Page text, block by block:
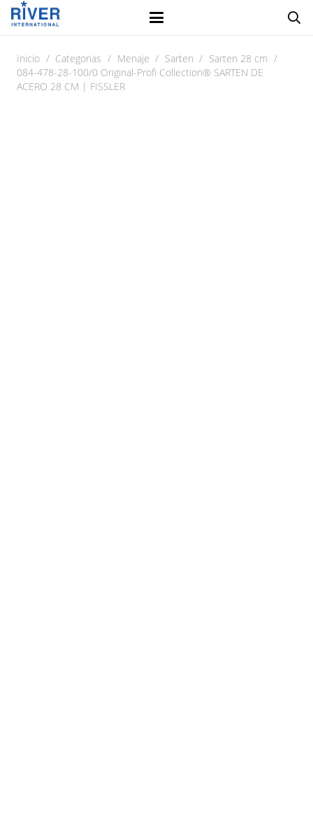
Inicio / Categorias / Menaje / Sarten / Sarten 28 cm /
084-478-28-100/0 Original-Profi Collection® SARTEN DE
ACERO 28 CM | FISSLER